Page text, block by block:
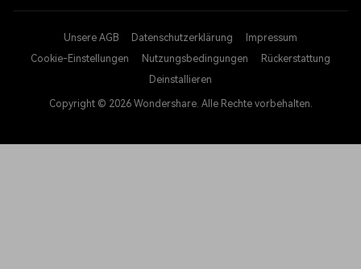
Unsere AGB Datenschutzerklärung
Impressum
Cookie-Einstellungen
Nutzungsbedingungen
Rückerstattung
Deinstallieren
Copyright © 2026 Wondershare. Alle Rechte vorbehalten.